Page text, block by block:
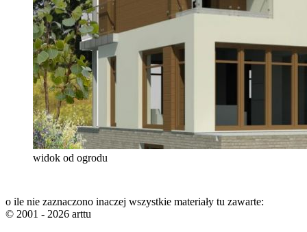
widok od ogrodu
o ile nie zaznaczono inaczej wszystkie materiały tu zawarte:
© 2001 - 2026 arttu